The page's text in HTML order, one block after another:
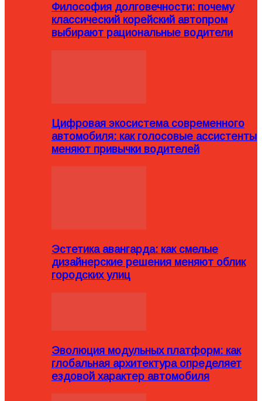
Философия долговечности: почему
классический корейский автопром
выбирают рациональные водители
Цифровая экосистема современного
автомобиля: как голосовые ассистенты
меняют привычки водителей
Эстетика авангарда: как смелые
дизайнерские решения меняют облик
городских улиц
Эволюция модульных платформ: как
глобальная архитектура определяет
ездовой характер автомобиля